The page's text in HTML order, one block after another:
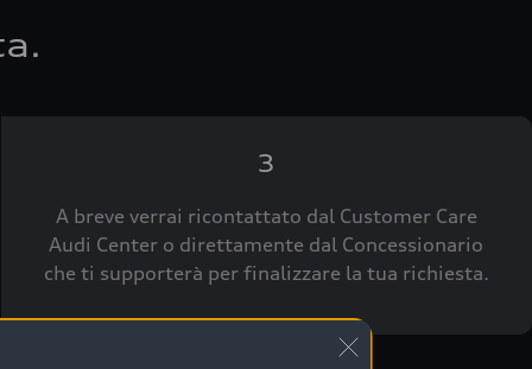
3
A breve verrai ricontattato dal Customer Care
Audi Center o direttamente dal Concessionario
che ti supporterà per finalizzare la tua richiesta.